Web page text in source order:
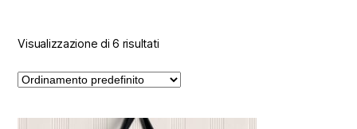
Visualizzazione di 6 risultati